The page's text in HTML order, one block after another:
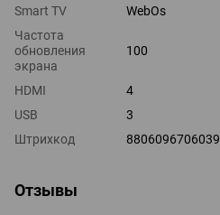
Smart TV
WebOs
Частота
обновления
экрана
100
HDMI
4
USB
3
Штрихкод
8806096706039
Отзывы